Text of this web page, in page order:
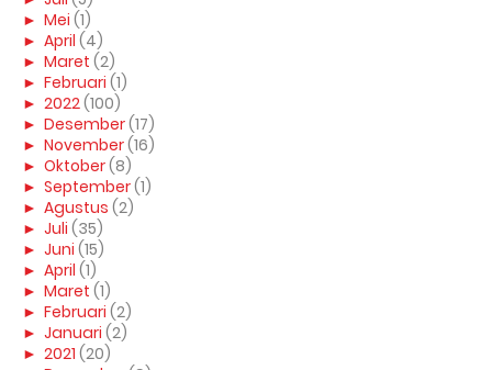
► Mei (1)
► April (4)
► Maret (2)
► Februari (1)
► 2022(100)
► Desember(17)
► November(16)
► Oktober(8)
► September(1)
► Agustus (2)
► Juli (35)
► Juni (15)
► April (1)
► Maret (1)
► Februari (2)
► Januari (2)
► 2021 (20)